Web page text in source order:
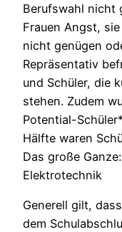
Berufswahl nicht
Frauen Angst,
nicht genügen
Repräsentativ
und Schüler, die
stehen. Zudem
Potential-
Hälfte waren
Das große
Elektrotechnik
Generell gilt,
dem